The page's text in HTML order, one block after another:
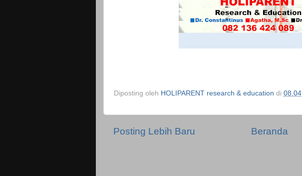
Diposting oleh HOLIPARENT research & education di 08.04
Posting Lebih Baru Beranda